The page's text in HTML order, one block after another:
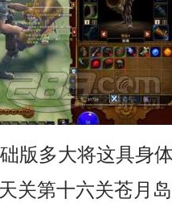
版多大将这具身
关第十六关苍月